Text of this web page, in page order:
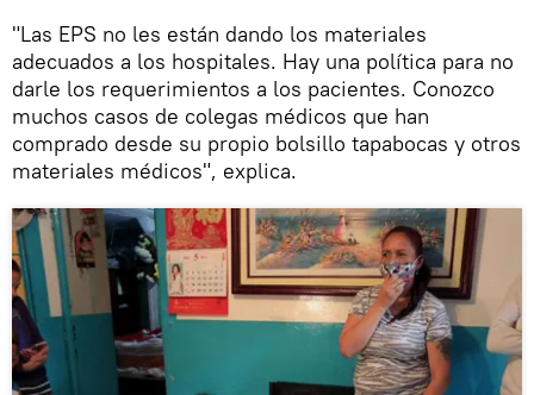
​"Las EPS no les están dando los materiales
adecuados a los hospitales. Hay una política para no
darle los requerimientos a los pacientes. Conozco
muchos casos de colegas médicos que han
comprado desde su propio bolsillo tapabocas y otros
materiales médicos", explica.